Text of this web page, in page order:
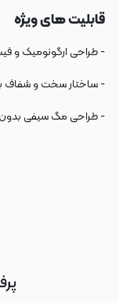
قابلیت های ویژه
- طراحی ارگونومیک و
- ساختار سخت و شفاف
- طراحی مگ سیفی بدون